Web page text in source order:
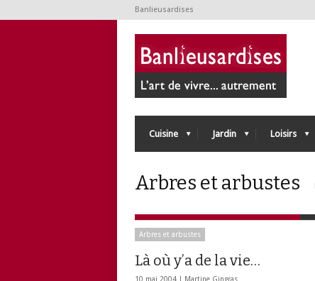
Banlieusardises
Cuisine Jardin Loisirs
Arbres et arbustes
Arbres et arbustes
Là où y’a de la vie…
10 mai 2004 | Martine Gingras